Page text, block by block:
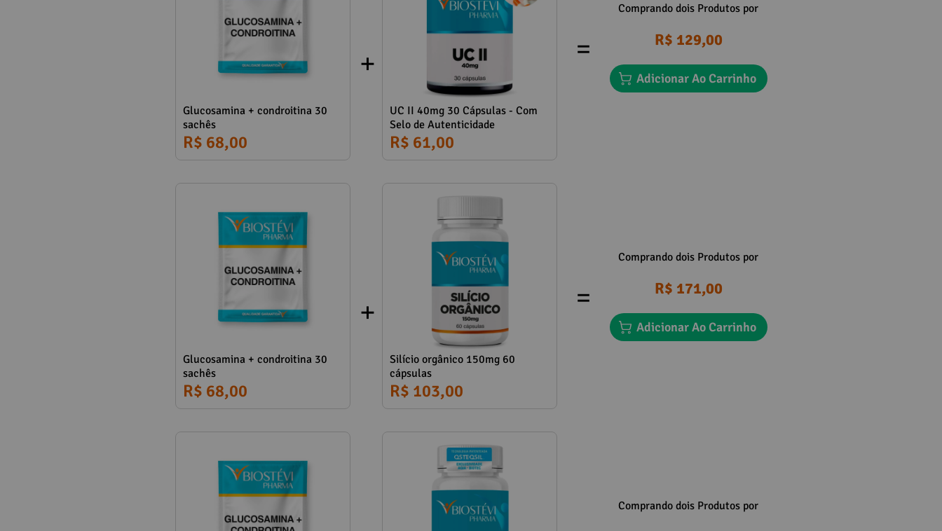
Glucosamina + condroitina 30
sachês
R$ 68,00
UC II 40mg 30 Cápsulas - Com
Selo de Autenticidade
R$ 61,00
=
Comprando dois Produtos por
R$ 129,00
Adicionar Ao Carrinho
Glucosamina + condroitina 30
sachês
R$ 68,00
Silício orgânico 150mg 60
cápsulas
R$ 103,00
=
Comprando dois Produtos por
R$ 171,00
Adicionar Ao Carrinho
Comprando dois Produtos por